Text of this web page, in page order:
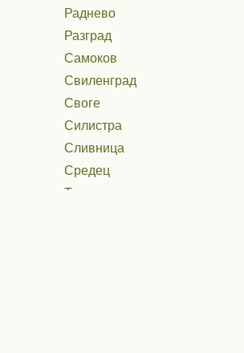
Раднево
Разград
Самоков
Свиленград
Своге
Силистра
Сливница
Средец
Тетевен